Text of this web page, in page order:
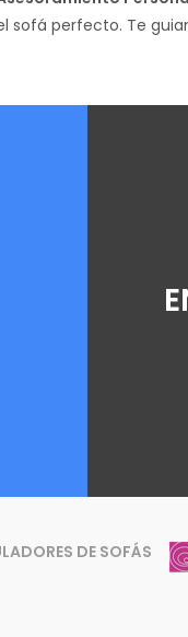
sofá perfecto. Te
DE SOFÁS